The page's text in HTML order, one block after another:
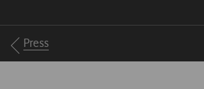
Breadcrumbs
Press